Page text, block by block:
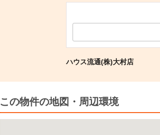
ハウス流通(株)大村店
この物件の地図・周辺環境